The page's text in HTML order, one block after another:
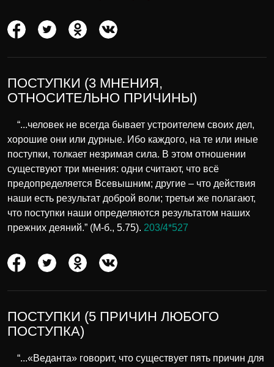
ПОСТУПКИ (3 МНЕНИЯ,
ОТНОСИТЕЛЬНО ПРИЧИНЫ)
“...человек не всегда бывает устроителем своих дел,
хорошие они или дурные. Ибо каждого, на те или иные
поступки, толкает незримая сила. В этом отношении
существуют три мнения: одни считают, что всё
предопределяется Всевышним; другие – что действия
наши есть результат доброй воли; третьи же полагают,
что поступки наши определяются результатом наших
прежних деяний.” (М-б., 5.75). 203/4*527
ПОСТУПКИ (5 ПРИЧИН ЛЮБОГО
ПОСТУПКА)
“...«Веданта» говорит, что существует пять причин для